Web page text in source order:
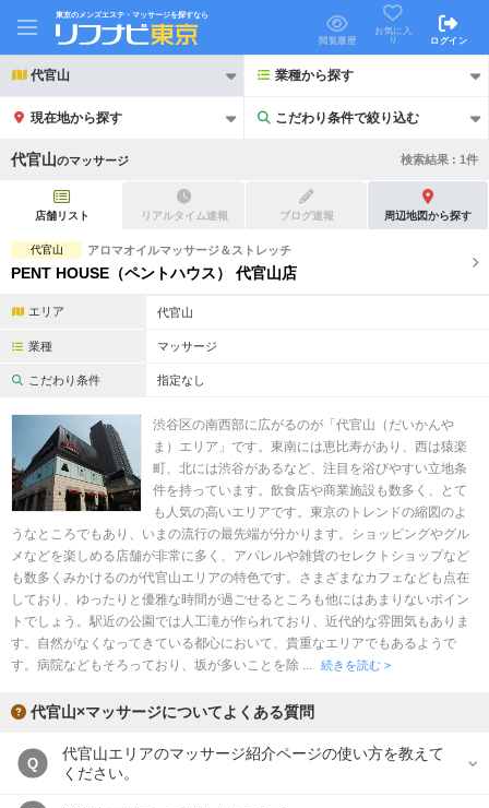
東京のメンズエステ・マッサージを探すなら
閲覧履歴
お気に入
り
ログイン
代官山 業種から探す
現在地から探す こだわり条件で絞り込む
こだわり条件で絞り込む
21時以降も受付 24時以降も受付
2名様歓迎 団体様歓迎
完全個室 半個室あり
ペアルームあり シャワー室完備
フットバスあり 岩盤浴あり
専用駐車場あり 有資格者在籍
日本人スタッフのみ 女性スタッフのみ
スタッフ指名可 Ｗセラピスト
駅から徒歩5分以内
代官山のマッサージ 検索結果 : 1件
店舗リスト リアルタイム速報 ブログ速報 周辺地図から探す
代官山 アロマオイルマッサージ＆ストレッチ
PENT HOUSE（ペントハウス） 代官山店
エリア 代官山
業種 マッサージ
こだわり条件 指定なし
渋谷区の南西部に広がるのが「代官山（だいかんや
ま）エリア」です。東南には恵比寿があり、西は猿楽
町、北には渋谷があるなど、注目を浴びやすい立地条
件を持っています。飲食店や商業施設も数多く、とて
も人気の高いエリアです。東京のトレンドの縮図のよ
うなところでもあり、いまの流行の最先端が分かります。ショッピングやグル
メなどを楽しめる店舗が非常に多く、アパレルや雑貨のセレクトショップなど
も数多くみかけるのが代官山エリアの特色です。さまざまなカフェなども点在
しており、ゆったりと優雅な時間が過ごせるところも他にはあまりないポイン
トでしょう。駅近の公園では人工滝が作られており、近代的な雰囲気もありま
す。自然がなくなってきている都心において、貴重なエリアでもあるようで
す。病院などもそろっており、坂が多いことを除 ...
続きを読む >
代官山×マッサージについてよくある質問
Q
代官山エリアのマッサージ紹介ページの使い方を教えて
ください。